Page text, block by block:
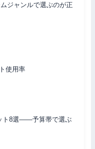
ジャンルで選ぶのが正
使用率
ト8選——予算帯で選ぶ